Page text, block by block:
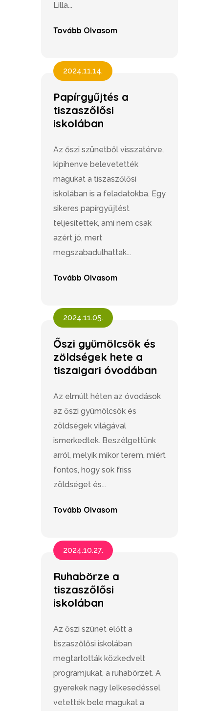
Lilla...
Tovább Olvasom
2024.11.14.
Papírgyűjtés a
tiszaszőlősi
iskolában
Az őszi szünetből visszatérve,
kipihenve belevetették
magukat a tiszaszőlősi
iskolában is a feladatokba. Egy
sikeres papírgyűjtést
teljesítettek, ami nem csak
azért jó, mert
megszabadulhattak...
Tovább Olvasom
2024.11.05.
Őszi gyümölcsök és
zöldségek hete a
tiszaigari óvodában
Az elmúlt héten az óvodások
az őszi gyümölcsök és
zöldségek világával
ismerkedtek. Beszélgettünk
arról, melyik mikor terem, miért
fontos, hogy sok friss
zöldséget és...
Tovább Olvasom
2024.10.27.
Ruhabörze a
tiszaszőlősi
iskolában
Az őszi szünet előtt a
tiszaszőlősi iskolában
megtartották közkedvelt
programjukat, a ruhabörzét. A
gyerekek nagy lelkesedéssel
vetették bele magukat a